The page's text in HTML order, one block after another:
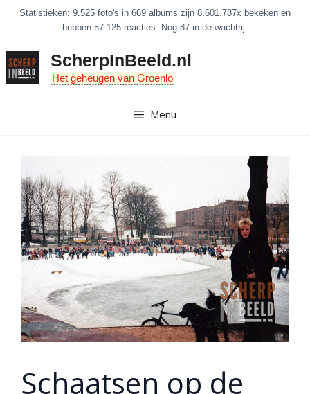
inhoud
Statistieken: 9.525 foto's in 669 albums zijn 8.601.787x bekeken en
hebben 57.125 reacties. Nog 87 in de wachtrij.
ScherpInBeeld.nl
Het geheugen van Groenlo
Menu
Schaatsen op de